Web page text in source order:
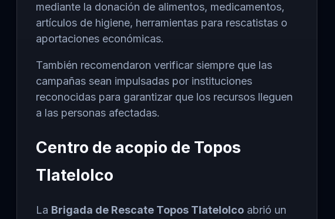
mediante la donación de alimentos, medicamentos,
artículos de higiene, herramientas para rescatistas o
aportaciones económicas.
También recomendaron verificar siempre que las
campañas sean impulsadas por instituciones
reconocidas para garantizar que los recursos lleguen
a las personas afectadas.
Centro de acopio de Topos
Tlatelolco
La Brigada de Rescate Topos Tlatelolco abrió un